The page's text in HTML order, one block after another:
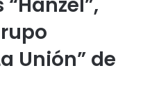
Unión” de